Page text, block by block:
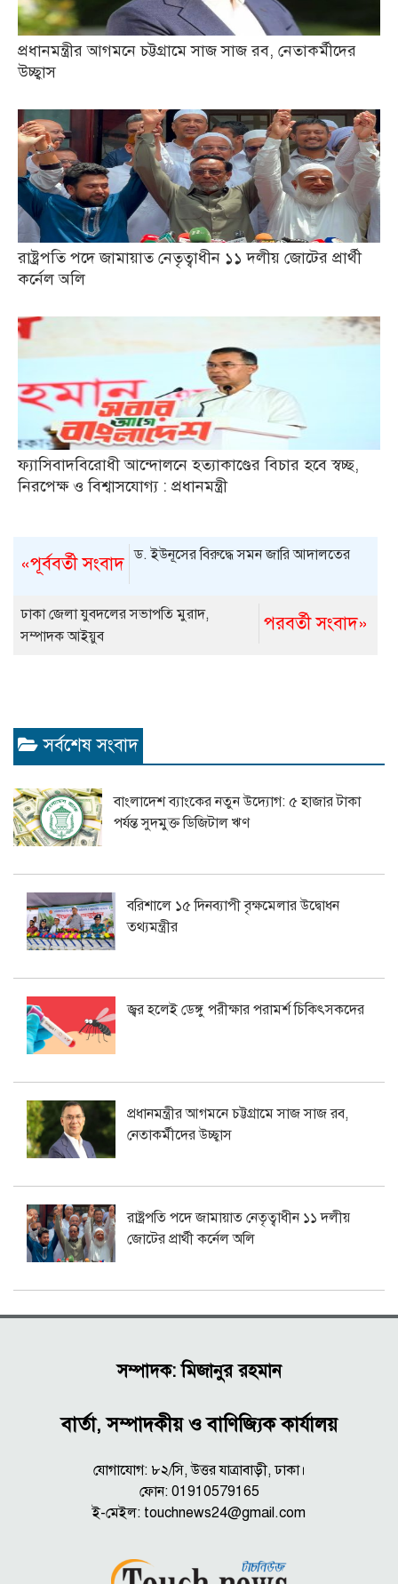
প্রধানমন্ত্রীর আগমনে চট্টগ্রামে সাজ সাজ রব, নেতাকর্মীদের
উচ্ছ্বাস
রাষ্ট্রপতি পদে জামায়াত নেতৃত্বাধীন ১১ দলীয় জোটের প্রার্থী
কর্নেল অলি
ফ্যাসিবাদবিরোধী আন্দোলনে হত্যাকাণ্ডের বিচার হবে স্বচ্ছ,
নিরপেক্ষ ও বিশ্বাসযোগ্য : প্রধানমন্ত্রী
«পূর্ববর্তী সংবাদ ড. ইউনূসের বিরুদ্ধে সমন জারি আদালতের
পরবর্তী সংবাদ»
ঢাকা জেলা যুবদলের সভাপতি মুরাদ,
সম্পাদক আইয়ুব
সর্বশেষ সংবাদ
বাংলাদেশ ব্যাংকের নতুন উদ্যোগ: ৫ হাজার টাকা
পর্যন্ত সুদমুক্ত ডিজিটাল ঋণ
বরিশালে ১৫ দিনব্যাপী বৃক্ষমেলার উদ্বোধন
তথ্যমন্ত্রীর
জ্বর হলেই ডেঙ্গু পরীক্ষার পরামর্শ চিকিৎসকদের
প্রধানমন্ত্রীর আগমনে চট্টগ্রামে সাজ সাজ রব,
নেতাকর্মীদের উচ্ছ্বাস
রাষ্ট্রপতি পদে জামায়াত নেতৃত্বাধীন ১১ দলীয়
জোটের প্রার্থী কর্নেল অলি
সম্পাদক: মিজানুর রহমান
বার্তা, সম্পাদকীয় ও বাণিজ্যিক কার্যালয়
যোগাযোগ: ৮২/সি, উত্তর যাত্রাবাড়ী, ঢাকা।
ফোন: 01910579165
ই-মেইল: touchnews24@gmail.com